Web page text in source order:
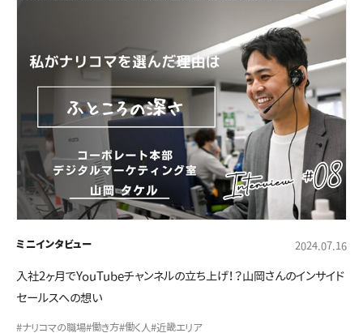
ミニインタビュー 2024.07.16
入社2ヶ月でYouTubeチャンネルの立ち上げ！？山岡さんのインサイド
セールスへの想い
#ナリコマの職場#働き方#働く人#近畿エリア